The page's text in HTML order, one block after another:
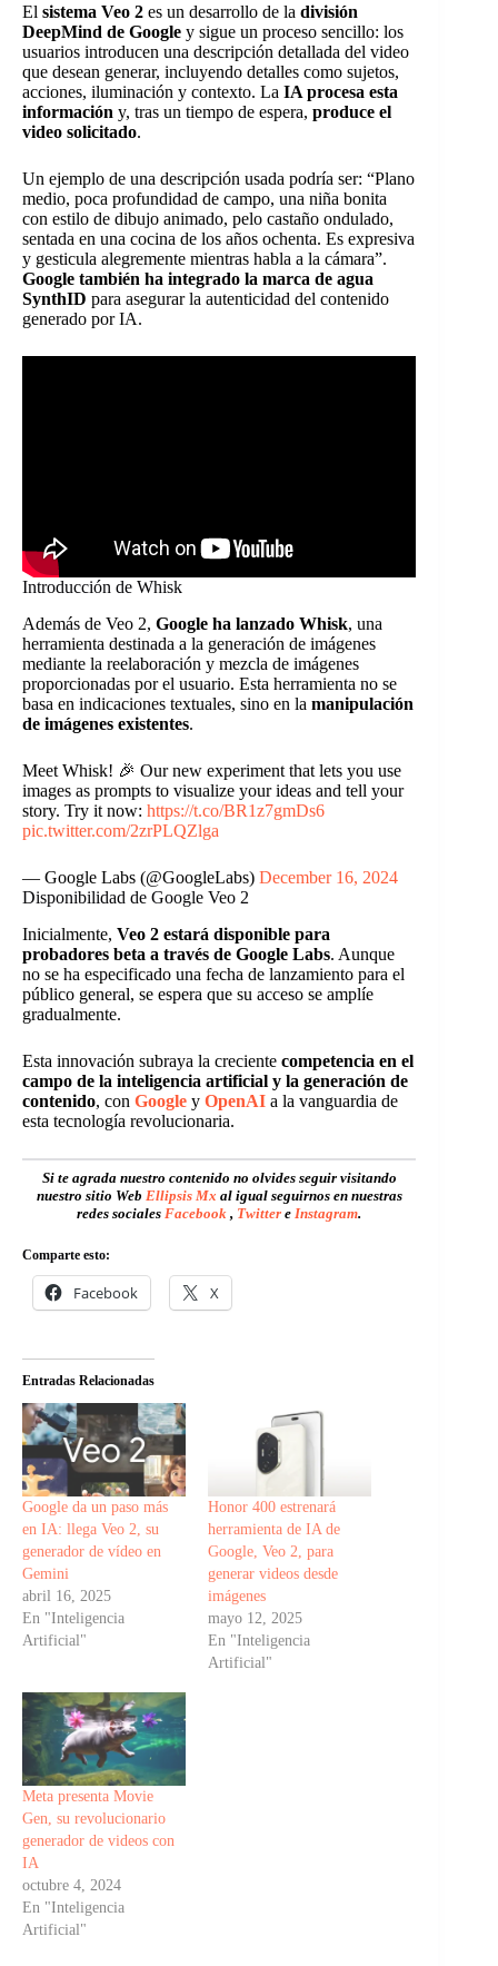
El sistema Veo 2 es un desarrollo de la división
DeepMind de Google y sigue un proceso sencillo: los
usuarios introducen una descripción detallada del video
que desean generar, incluyendo detalles como sujetos,
acciones, iluminación y contexto. La IA procesa esta
información y, tras un tiempo de espera, produce el
video solicitado.
Un ejemplo de una descripción usada podría ser: “Plano
medio, poca profundidad de campo, una niña bonita
con estilo de dibujo animado, pelo castaño ondulado,
sentada en una cocina de los años ochenta. Es expresiva
y gesticula alegremente mientras habla a la cámara”.
Google también ha integrado la marca de agua
SynthID para asegurar la autenticidad del contenido
generado por IA.
Introducción de Whisk
Además de Veo 2, Google ha lanzado Whisk, una
herramienta destinada a la generación de imágenes
mediante la reelaboración y mezcla de imágenes
proporcionadas por el usuario. Esta herramienta no se
basa en indicaciones textuales, sino en la manipulación
de imágenes existentes.
Meet Whisk! 🎉 Our new experiment that lets you use
images as prompts to visualize your ideas and tell your
story. Try it now: https://t.co/BR1z7gmDs6
pic.twitter.com/2zrPLQZlga
— Google Labs (@GoogleLabs) December 16, 2024
Disponibilidad de Google Veo 2
Inicialmente, Veo 2 estará disponible para
probadores beta a través de Google Labs. Aunque
no se ha especificado una fecha de lanzamiento para el
público general, se espera que su acceso se amplíe
gradualmente.
Esta innovación subraya la creciente competencia en el
campo de la inteligencia artificial y la generación de
contenido, con Google y OpenAI a la vanguardia de
esta tecnología revolucionaria.
Si te agrada nuestro contenido no olvides seguir visitando
nuestro sitio Web Ellipsis Mx al igual seguirnos en nuestras
redes sociales Facebook , Twitter e Instagram.
Comparte esto:
Facebook X
Entradas Relacionadas
Google da un paso más
en IA: llega Veo 2, su
generador de vídeo en
Gemini
abril 16, 2025
En "Inteligencia
Artificial"
Honor 400 estrenará
herramienta de IA de
Google, Veo 2, para
generar videos desde
imágenes
mayo 12, 2025
En "Inteligencia
Artificial"
Meta presenta Movie
Gen, su revolucionario
generador de videos con
IA
octubre 4, 2024
En "Inteligencia
Artificial"